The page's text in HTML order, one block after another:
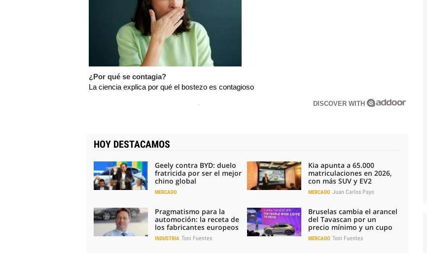
¿Por qué se contagia?
La ciencia explica por qué el bostezo es contagioso
DISCOVER WITH
HOY DESTACAMOS
Geely contra BYD: duelo
fratricida por ser el mejor
chino global
MERCADO
Kia apunta a 65.000
matriculaciones en 2026,
con más SUV y EV2
MERCADO Juan Carlos Payo
Pragmatismo para la
automoción: la receta de
los fabricantes europeos
INDUSTRIA Toni Fuentes
Bruselas cambia el arancel
del Tavascan por un
precio mínimo y un cupo
MERCADO Toni Fuentes